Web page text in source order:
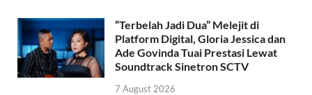
“Terbelah Jadi Dua” Melejit di
Platform Digital, Gloria Jessica dan
Ade Govinda Tuai Prestasi Lewat
Soundtrack Sinetron SCTV
7 August 2026